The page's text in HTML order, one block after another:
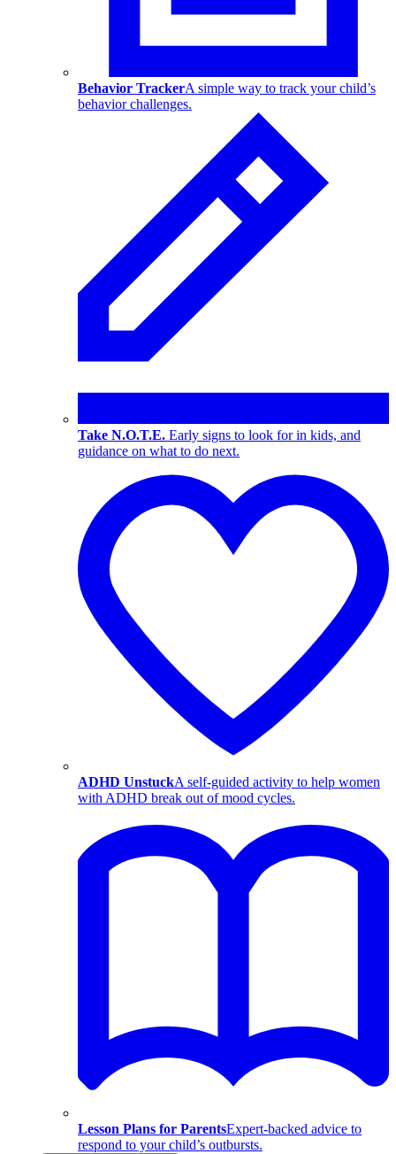
Behavior TrackerA simple way to track your child’s
behavior challenges.
Take N.O.T.E. Early signs to look for in kids, and
guidance on what to do next.
ADHD UnstuckA self-guided activity to help women
with ADHD break out of mood cycles.
Lesson Plans for ParentsExpert-backed advice to
respond to your child’s outbursts.